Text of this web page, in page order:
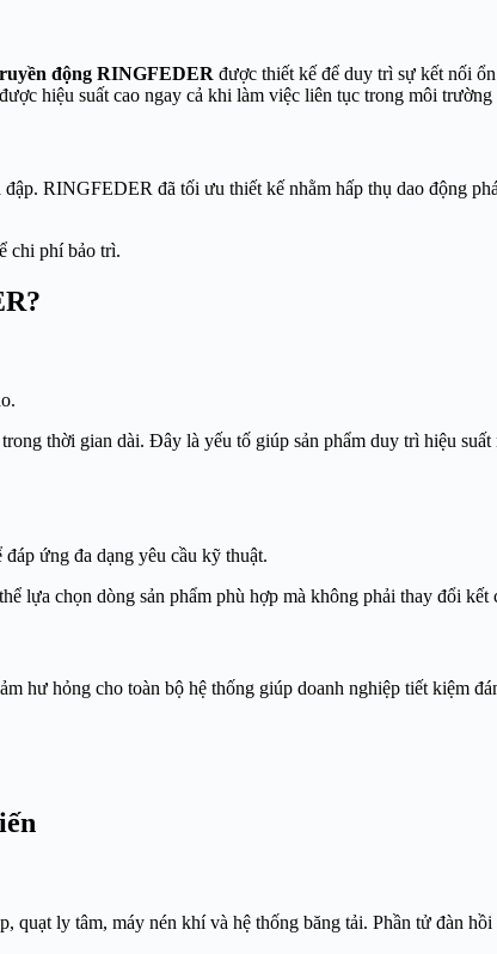
động RINGFEDER được thiết kế để duy trì sự kết nối
hiệu suất cao ngay cả khi làm việc liên tục trong môi trường
RINGFEDER đã tối ưu thiết kế nhằm hấp thụ dao động
chi phí bảo trì.
thời gian dài. Đây là yếu tố giúp sản phẩm duy trì hiệu
ứng đa dạng yêu cầu kỹ thuật.
lựa chọn dòng sản phẩm phù hợp mà không phải thay đổi kết
hư hỏng cho toàn bộ hệ thống giúp doanh nghiệp tiết kiệm
ly tâm, máy nén khí và hệ thống băng tải. Phần tử đàn